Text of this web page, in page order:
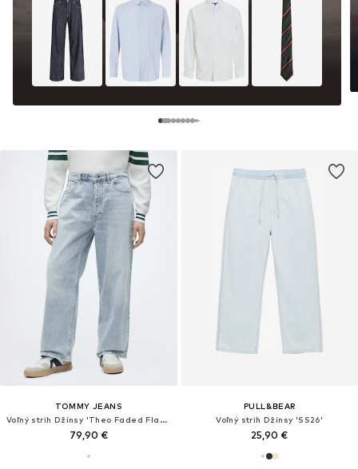
TOMMY JEANS
Voľný strih Džínsy 'Theo Faded Flag Embroidery Loose'
79,90 €
PULL&BEAR
Voľný strih Džínsy 'SS26'
25,90 €